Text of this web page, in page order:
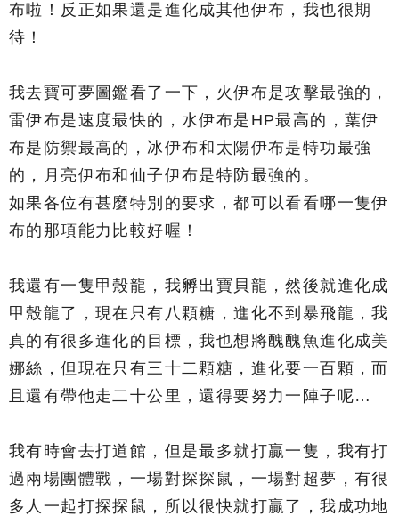
布啦！反正如果還是進化成其他伊布，我也很期
待！
我去寶可夢圖鑑看了一下，火伊布是攻擊最強的，
雷伊布是速度最快的，水伊布是HP最高的，葉伊
布是防禦最高的，冰伊布和太陽伊布是特功最強
的，月亮伊布和仙子伊布是特防最強的。
如果各位有甚麼特別的要求，都可以看看哪一隻伊
布的那項能力比較好喔！
我還有一隻甲殼龍，我孵出寶貝龍，然後就進化成
甲殼龍了，現在只有八顆糖，進化不到暴飛龍，我
真的有很多進化的目標，我也想將醜醜魚進化成美
娜絲，但現在只有三十二顆糖，進化要一百顆，而
且還有帶他走二十公里，還得要努力一陣子呢…
我有時會去打道館，但是最多就打贏一隻，我有打
過兩場團體戰，一場對探探鼠，一場對超夢，有很
多人一起打探探鼠，所以很快就打贏了，我成功地